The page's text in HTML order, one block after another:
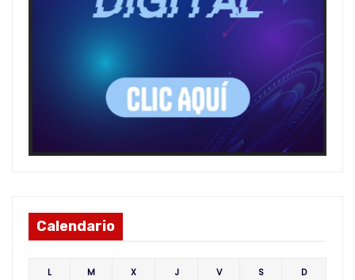
Calendario
L M X J V S D